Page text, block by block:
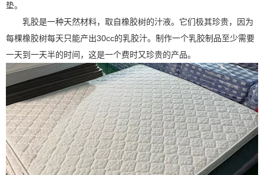
垫。
乳胶是一种天然材料，取自橡胶树的汁液。它们极其珍贵，因为
每棵橡胶树每天只能产出30cc的乳胶汁。制作一个乳胶制品至少需要
一天到一天半的时间，这是一个费时又珍贵的产品。